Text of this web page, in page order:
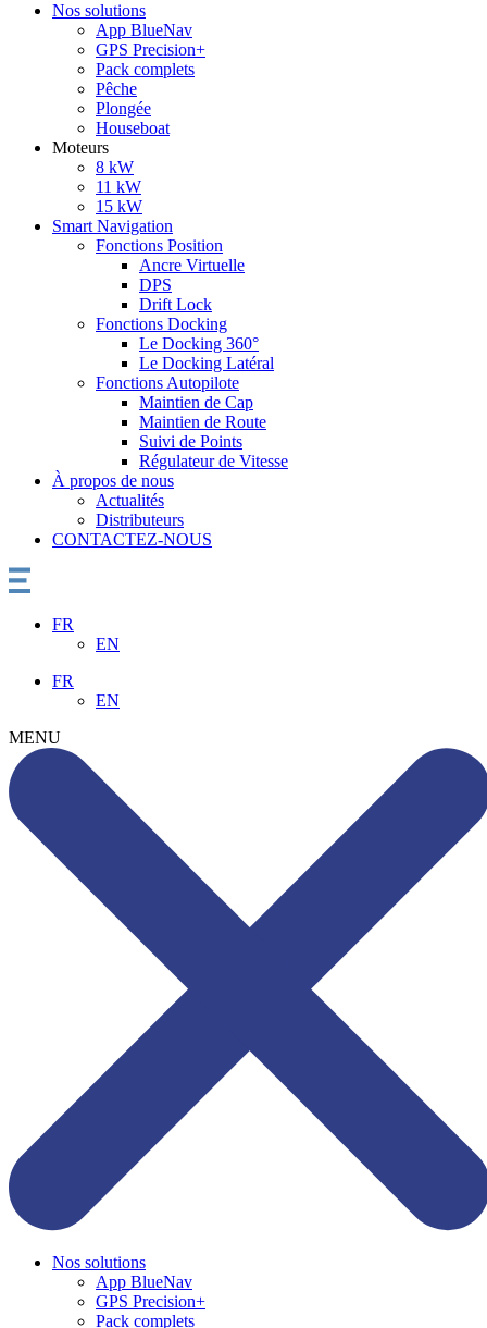
Nos solutions
App BlueNav
GPS Precision+
Pack complets
Pêche
Plongée
Houseboat
Moteurs
8 kW
11 kW
15 kW
Smart Navigation
Fonctions Position
Ancre Virtuelle
DPS
Drift Lock
Fonctions Docking
Le Docking 360°
Le Docking Latéral
Fonctions Autopilote
Maintien de Cap
Maintien de Route
Suivi de Points
Régulateur de Vitesse
À propos de nous
Actualités
Distributeurs
CONTACTEZ-NOUS
FR
EN
FR
EN
MENU
Nos solutions
App BlueNav
GPS Precision+
Pack complets